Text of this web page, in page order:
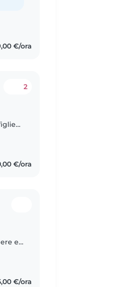
€/ora
2
€/ora
e
€/ora